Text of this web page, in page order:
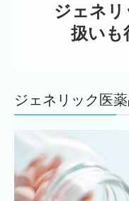
ジェネリ
扱いも
ジェネリック医